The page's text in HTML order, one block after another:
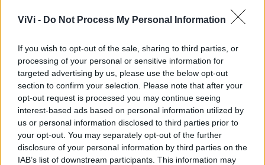
ViVi - Do Not Process My Personal Information
If you wish to opt-out of the sale, sharing to third parties, or
processing of your personal or sensitive information for
targeted advertising by us, please use the below opt-out
section to confirm your selection. Please note that after your
opt-out request is processed you may continue seeing
interest-based ads based on personal information utilized by
us or personal information disclosed to third parties prior to
your opt-out. You may separately opt-out of the further
disclosure of your personal information by third parties on the
IAB’s list of downstream participants. This information may
preferenza per una formazione specifica nei settori della
tutela forestale, ambientale e agroalimentare, ambiti
sempre più strategici per la sicurezza collettiva.
Le notizie del giorno sul tuo smartphone
Ricevi gratuitamente ogni giorno le notizie della tua
città direttamente sul tuo smartphone. Scarica Telegram
eclicca qui